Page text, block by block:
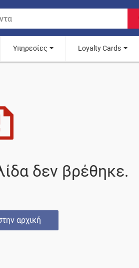
Υπηρεσίες Loyalty Cards
δεν βρέθηκε.
αρχική